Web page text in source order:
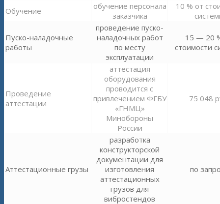
Обучение
обучение персонала
заказчика
10 % от
Пуско-наладочные
работы
проведение пуско-
наладочных работ
по месту
эксплуатации
15 — 20
стоимости
Проведение
аттестации
аттестация
оборудования
проводится с
привлечением ФГБУ
«ГНМЦ»
Минобороны
России
75 048
Аттестационные грузы
разработка
конструкторской
документации для
изготовления
аттестационных
грузов для
вибростендов
по